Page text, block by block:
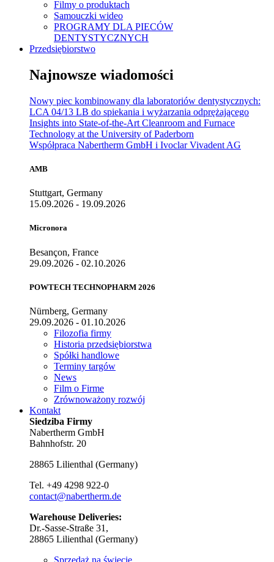
Filmy o produktach
Samouczki wideo
PROGRAMY DLA PIECÓW
DENTYSTYCZNYCH
Przedsiębiorstwo
Najnowsze wiadomości
Nowy piec kombinowany dla laboratoriów dentystycznych:
LCA 04/13 LB do spiekania i wyżarzania odprężającego
Insights into State-of-the-Art Cleanroom and Furnace
Technology at the University of Paderborn
Współpraca Nabertherm GmbH i Ivoclar Vivadent AG
AMB
Stuttgart, Germany
15.09.2026 - 19.09.2026
Micronora
Besançon, France
29.09.2026 - 02.10.2026
POWTECH TECHNOPHARM 2026
Nürnberg, Germany
29.09.2026 - 01.10.2026
Filozofia firmy
Historia przedsiębiorstwa
Spółki handlowe
Terminy targów
News
Film o Firme
Zrównoważony rozwój
Kontakt
Siedziba Firmy
Nabertherm GmbH
Bahnhofstr. 20
28865 Lilienthal (Germany)
Tel. +49 4298 922-0
contact@nabertherm.de
Warehouse Deliveries:
Dr.-Sasse-Straße 31,
28865 Lilienthal (Germany)
Sprzedaż na świecie